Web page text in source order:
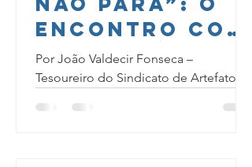
Encontro com
a Resistência
e os Direitos
dos
Por João Valdecir Fonseca –
Tesoureiro do Sindicato de Artefatos
embarcamos em uma viagem